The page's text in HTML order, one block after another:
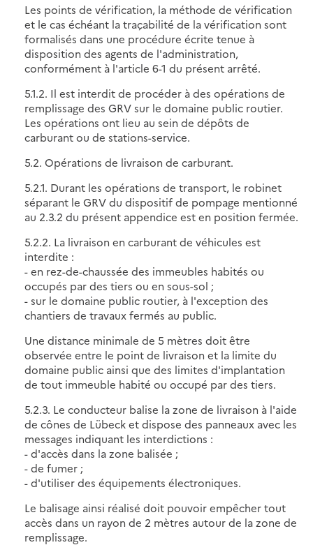
Les points de vérification, la méthode de vérification
et le cas échéant la traçabilité de la vérification sont
formalisés dans une procédure écrite tenue à
disposition des agents de l'administration,
conformément à l'article 6-1 du présent arrêté.
5.1.2. Il est interdit de procéder à des opérations de
remplissage des GRV sur le domaine public routier.
Les opérations ont lieu au sein de dépôts de
carburant ou de stations-service.
5.2. Opérations de livraison de carburant.
5.2.1. Durant les opérations de transport, le robinet
séparant le GRV du dispositif de pompage mentionné
au 2.3.2 du présent appendice est en position fermée.
5.2.2. La livraison en carburant de véhicules est
interdite :
- en rez-de-chaussée des immeubles habités ou
occupés par des tiers ou en sous-sol ;
- sur le domaine public routier, à l'exception des
chantiers de travaux fermés au public.
Une distance minimale de 5 mètres doit être
observée entre le point de livraison et la limite du
domaine public ainsi que des limites d'implantation
de tout immeuble habité ou occupé par des tiers.
5.2.3. Le conducteur balise la zone de livraison à l'aide
de cônes de Lübeck et dispose des panneaux avec les
messages indiquant les interdictions :
- d'accès dans la zone balisée ;
- de fumer ;
- d'utiliser des équipements électroniques.
Le balisage ainsi réalisé doit pouvoir empêcher tout
accès dans un rayon de 2 mètres autour de la zone de
remplissage.